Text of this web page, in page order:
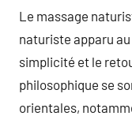
Le massage
naturiste apparu
simplicité et le
philosophique se
orientales,